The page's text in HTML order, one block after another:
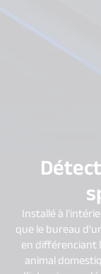
Installé à
que le bureau
en différenciant
animal